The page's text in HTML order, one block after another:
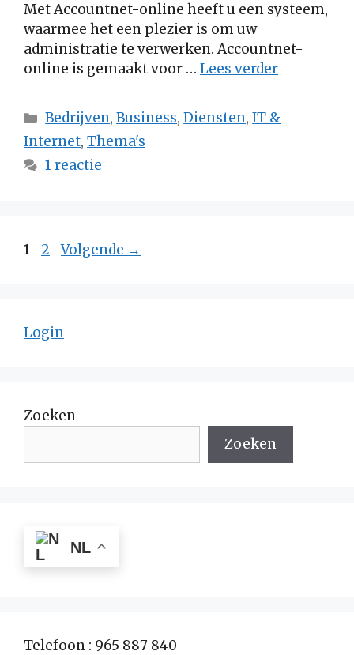
Met Accountnet-online heeft u een systeem,
waarmee het een plezier is om uw
administratie te verwerken. Accountnet-
online is gemaakt voor … Lees verder
Categorieën
Bedrijven,Business,Diensten,IT &
Internet, Thema's
1 reactie
Pagina
1 Pagina
2 Volgende →
Login
Zoeken
Zoeken
NL
Telefoon : 965 887 840